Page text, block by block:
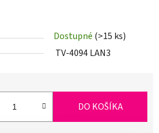
Dostupné (>15 ks)
TV-4094 LAN3
DO KOŠÍKA